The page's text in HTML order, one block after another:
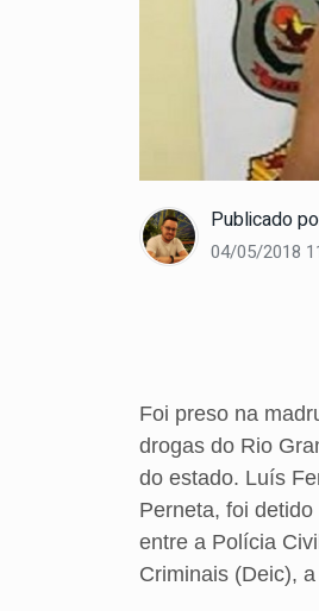
Publicado
04/05/2018
Foi preso na
drogas do Rio
do estado. Luís
Perneta, foi
entre a Polícia
Criminais (Deic),